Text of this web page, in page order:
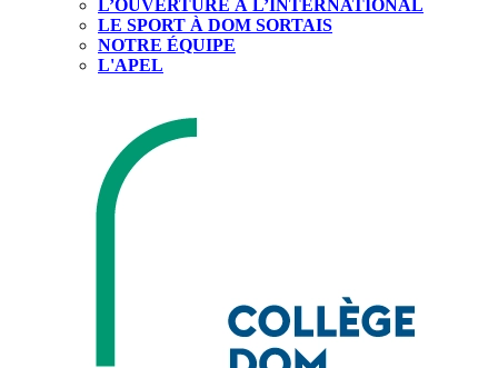
L’OUVERTURE À L’INTERNATIONAL
LE SPORT À DOM SORTAIS
NOTRE ÉQUIPE
L'APEL